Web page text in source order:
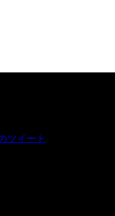
ツイート